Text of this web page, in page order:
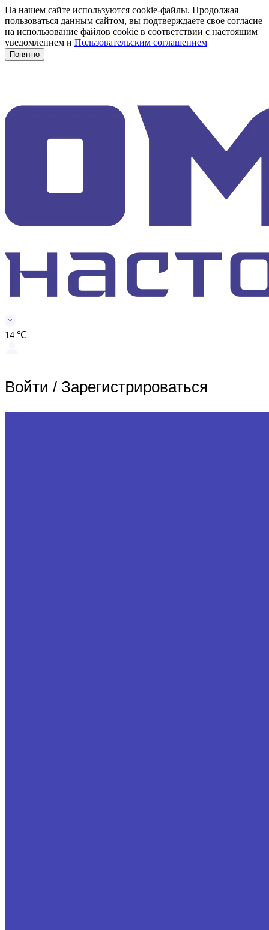
На нашем сайте используются cookie-файлы. Продолжая
пользоваться данным сайтом, вы подтверждаете свое согласие
на использование файлов cookie в соответствии с настоящим
уведомлением и Пользовательским соглашением
Понятно
14 ℃
Войти / Зарегистрироваться